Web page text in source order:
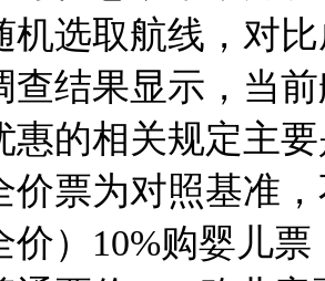
机选取航线，对
查结果显示，当
惠的相关规定主
价票为对照基准
价）10%购婴儿